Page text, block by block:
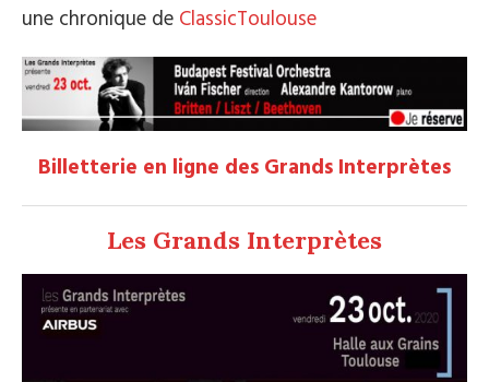
une chronique de ClassicToulouse
Billetterie en ligne des Grands Interprètes
Les Grands Interprètes